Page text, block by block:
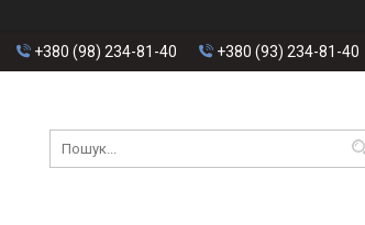
+380 (98) 234-81-40 +380 (93) 234-81-40